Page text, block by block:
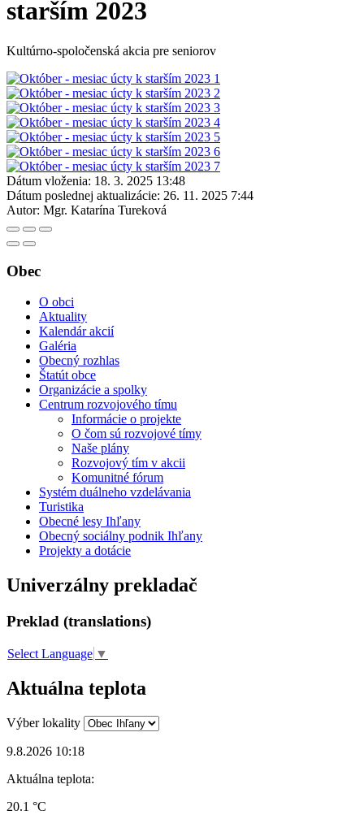
starším 2023
Kultúrno-spoločenská akcia pre seniorov
Dátum vloženia: 18. 3. 2025 13:48
Dátum poslednej aktualizácie: 26. 11. 2025 7:44
Autor: Mgr. Katarína Tureková
Obec
O obci
Aktuality
Kalendár akcií
Galéria
Obecný rozhlas
Štatút obce
Organizácie a spolky
Centrum rozvojového tímu
Informácie o projekte
O čom sú rozvojové tímy
Naše plány
Rozvojový tím v akcii
Komunitné fórum
Systém duálneho vzdelávania
Turistika
Obecné lesy Ihľany
Obecný sociálny podnik Ihľany
Projekty a dotácie
Univerzálny prekladač
Preklad (translations)
Select Language ▼
Aktuálna teplota
Výber lokality
9.8.2026 10:18
Aktuálna teplota:
20.1 °C